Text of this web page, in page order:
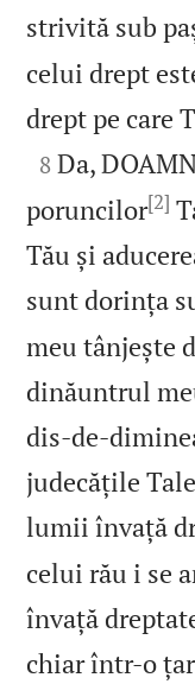
strivită sub
celui drept
drept pe care

8 Da,
poruncilor[2]
Tău și
sunt dorința
meu tânjește
dinăuntrul
judecățile
lumii învață
celui rău i se
învață
chiar într‑o